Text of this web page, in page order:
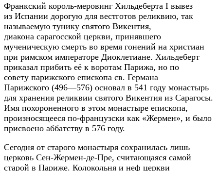
Франкский король-меровинг Хильдеберта I вывез
из Испании дорогую для вестготов реликвию, так
называемую тунику святого Викентия,
диакона сарагосской церкви, принявшего
мученическую смерть во время гонений на христиан
при римском императоре Диоклетиане. Хильдеберт
приказал прибить её к воротам Парижа, но по
совету парижского епископа св. Германа
Парижского (496—576) основал в 541 году монастырь
для хранения реликвии святого Викентия из Сарагосы.
Имя похороненного в этом монастыре епископа,
произносящееся по-французски как «Жермен», и было
присвоено аббатству в 576 году.
Сегодня от старого монастыря сохранилась лишь
церковь Сен-Жермен-де-Пре, считающаяся самой
старой в Париже. Колокольня и неф церкви